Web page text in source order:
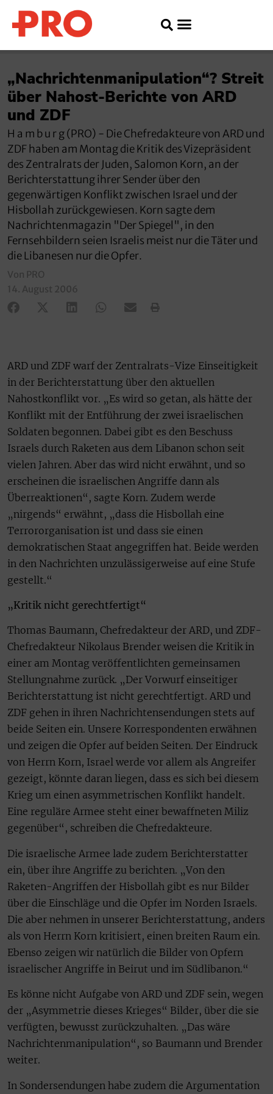
„Nachrichtenmanipulation“? Streit
über Nahost-Berichte von ARD
und ZDF
H a m b u r g (PRO) - Die Chefredakteure von ARD und
ZDF haben am Montag die Kritik des Vizepräsident
des Zentralrats der Juden, Salomon Korn, an der
Berichterstattung ihrer Sender über den
gegenwärtigen Konflikt zwischen Israel und der
Hisbollah zurückgewiesen. Korn sagte dem
Nachrichtenmagazin "Der Spiegel", in den
Fernsehbildern seien Israelis meist nur die Täter und
die Libanesen nur die Opfer.
Von PRO
14. August 2006
ARD und ZDF warf der Zentralrats-Vize Einseitigkeit
in der Berichterstattung über den aktuellen
Nahostkonflikt vor. „Es wird so getan, als hätte der
Konflikt mit der Entführung der zwei israelischen
Soldaten begonnen. Dabei gibt es den Beschuss
Israels durch Raketen aus dem Libanon schon seit
vielen Jahren. Aber das wird nicht erwähnt, und so
erscheinen die israelischen Angriffe dann als
Überreaktionen“, sagte Korn. Zudem werde
„nirgends“ erwähnt, „dass die Hisbollah eine
Terrororganisation ist und dass sie einen
demokratischen Staat angegriffen hat. Beide werden
in den Nachrichten unzulässigerweise auf eine Stufe
gestellt.“
„Kritik nicht gerechtfertigt“
Thomas Baumann, Chefredakteur der ARD, und ZDF-
Chefredakteur Nikolaus Brender weisen die Kritik in
einer am Montag veröffentlichten gemeinsamen
Stellungnahme zurück. „Der Vorwurf einseitiger
Berichterstattung ist nicht gerechtfertigt. ARD und
ZDF gehen in ihren Nachrichtensendungen stets auf
beide Seiten ein. Unsere Korrespondenten erwähnen
und zeigen die Opfer auf beiden Seiten. Der Eindruck
von Herrn Korn, Israel werde vor allem als Angreifer
gezeigt, könnte daran liegen, dass es sich bei diesem
Krieg um einen asymmetrischen Konflikt handelt.
Eine reguläre Armee steht einer bewaffneten Miliz
gegenüber“, schreiben die Chefredakteure.
Die israelische Armee lade zudem Berichterstatter
ein, über ihre Angriffe zu berichten. „Von den
Raketen-Angriffen der Hisbollah gibt es nur Bilder
über die Einschläge und die Opfer im Norden Israels.
Die aber nehmen in unserer Berichterstattung, anders
als von Herrn Korn kritisiert, einen breiten Raum ein.
Ebenso zeigen wir natürlich die Bilder von Opfern
israelischer Angriffe in Beirut und im Südlibanon.“
Es könne nicht Aufgabe von ARD und ZDF sein, wegen
der „Asymmetrie dieses Krieges“ Bilder, über die sie
verfügten, bewusst zurückzuhalten. „Das wäre
Nachrichtenmanipulation“, so Baumann und Brender
weiter.
In Sondersendungen habe zudem die Argumentation